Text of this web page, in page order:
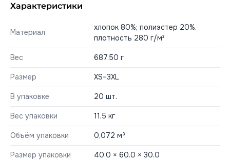
Характеристики
Материал
хлопок 80%; полиэстер 20%,
плотность 280 г/м²
Вес 687.50 г
Размер XS–3XL
В упаковке 20 шт.
Вес упаковки 11,5 кг
Объём упаковки 0,072 м³
Размер упаковки 40.0 × 60.0 × 30.0